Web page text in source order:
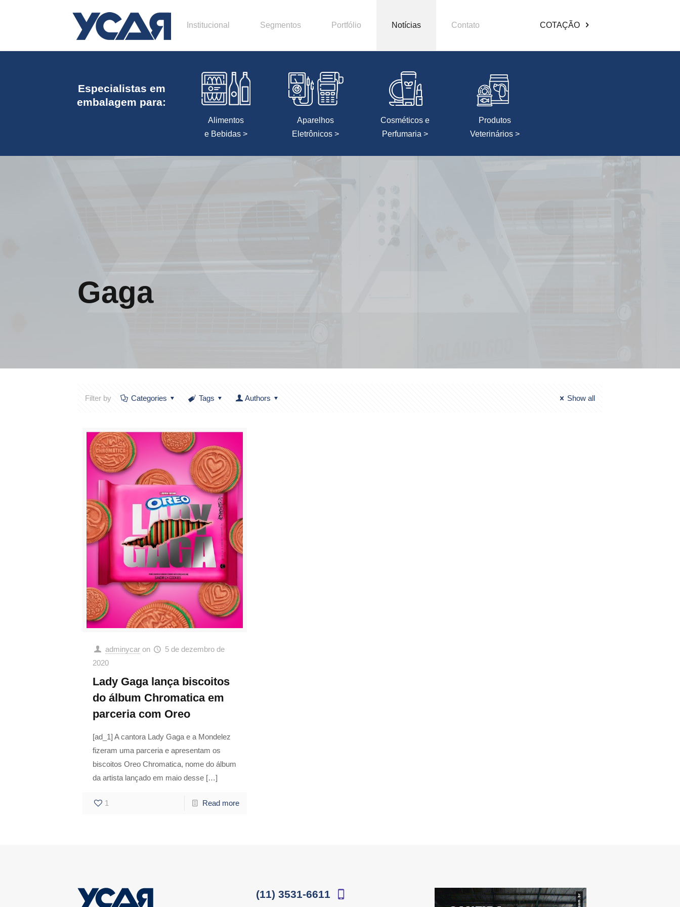
Institucional Segmentos Portfólio Notícias Contato COTAÇÃO
Especialistas em
embalagem para:
Alimentos
e Bebidas >
Aparelhos
Eletrônicos >
Cosméticos e
Perfumaria >
Produtos
Veterinários >
Gaga
Filter by Categories Tags Authors Show all
adminycar on
5 de dezembro de
2020
Lady Gaga lança biscoitos
do álbum Chromatica em
parceria com Oreo
[ad_1] A cantora Lady Gaga e a Mondelez
fizeram uma parceria e apresentam os
biscoitos Oreo Chromatica, nome do álbum
da artista lançado em maio desse[…]
1 Read more
(11) 3531-6611